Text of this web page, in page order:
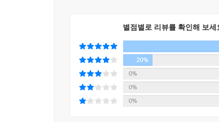
그리고 하루하루 작더라도 선행을 실천하고, 이
저자는 우리 사회가 직면한 수많은 난제에 대해
소프트파워를 좌지우지하는 저력은 바로 탈무
생각훈련은 우리에게 어떻게 가능할까? 이 책에
답해보자. 그리고 나만의 질문을 더해보자. 복잡
찾아갈 수 있는 논리력이 생길 것이다.
별점별로 리뷰를 확인해 보세
20%
0%
0%
0%